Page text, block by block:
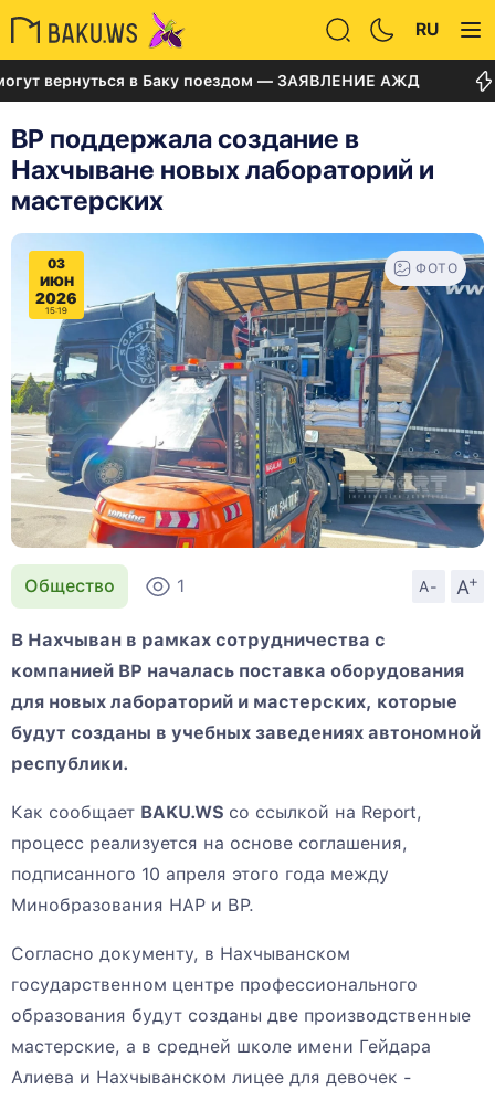
RU
в Баку поездом — ЗАЯВЛЕНИЕ АЖД Суд
BP поддержала создание в
Нахчыване новых лабораторий и
мастерских
03
ИЮН
2026
15:19
ФОТО
Общество 1 A- A
+
В Нахчыван в рамках сотрудничества с
компанией BP началась поставка оборудования
для новых лабораторий и мастерских, которые
будут созданы в учебных заведениях автономной
республики.
Как сообщает BAKU.WS со ссылкой на Report,
процесс реализуется на основе соглашения,
подписанного 10 апреля этого года между
Минобразования НАР и BP.
Согласно документу, в Нахчыванском
государственном центре профессионального
образования будут созданы две производственные
мастерские, а в средней школе имени Гейдара
Алиева и Нахчыванском лицее для девочек -